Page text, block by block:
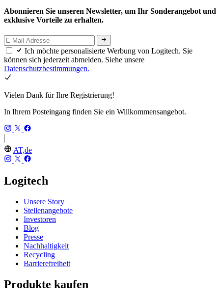
Abonnieren Sie unseren Newsletter, um Ihr Sonderangebot und
exklusive Vorteile zu erhalten.
Ich möchte personalisierte Werbung von Logitech. Sie
können sich jederzeit abmelden. Siehe unsere
Datenschutzbestimmungen.
Vielen Dank für Ihre Registrierung!
In Ihrem Posteingang finden Sie ein Willkommensangebot.
AT,de
Logitech
Unsere Story
Stellenangebote
Investoren
Blog
Presse
Nachhaltigkeit
Recycling
Barrierefreiheit
Produkte kaufen